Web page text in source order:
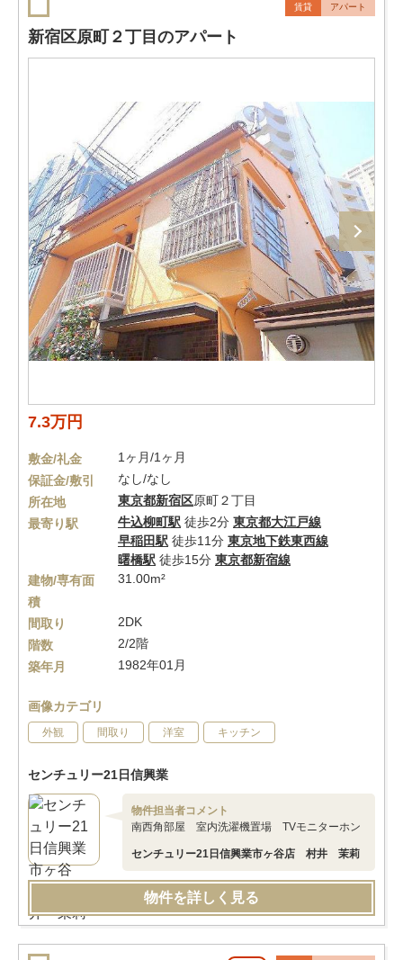
賃貸 アパート
新宿区原町２丁目のアパート
7.3万円
敷金/礼金
1ヶ月/1ヶ月
保証金/敷引
なし/なし
所在地
東京都新宿区原町２丁目
最寄り駅
牛込柳町駅 徒歩2分 東京都大江戸線
早稲田駅 徒歩11分 東京地下鉄東西線
曙橋駅 徒歩15分 東京都新宿線
建物/専有面
積
31.00m²
間取り
2DK
階数
2/2階
築年月
1982年01月
画像カテゴリ
外観 間取り 洋室 キッチン
センチュリー21日信興業
物件担当者コメント
南西角部屋 室内洗濯機置場 TVモニターホン
センチュリー21日信興業市ヶ谷店 村井 茉莉
物件を詳しく見る